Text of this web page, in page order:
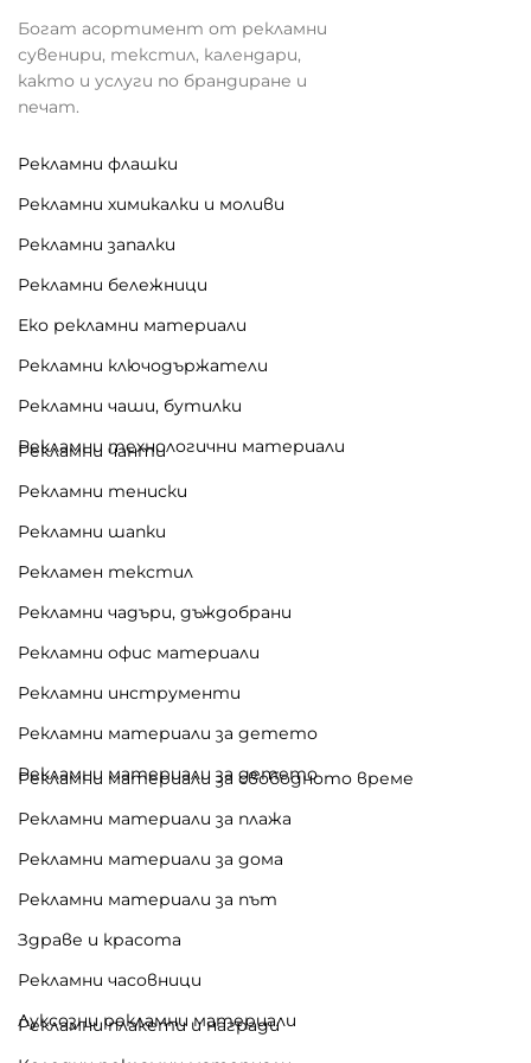
Богат асортимент от рекламни
сувенири, текстил, календари,
както и услуги по брандиране и
печат.
Рекламни флашки
Рекламни химикалки и моливи
Рекламни запалки
Рекламни бележници
Еко рекламни материали
Рекламни ключодържатели
Рекламни чаши, бутилки
Рекламни технологични материали
Рекламни чанти
Рекламни тениски
Рекламни шапки
Рекламен текстил
Рекламни чадъри, дъждобрани
Рекламни офис материали
Рекламни инструменти
Рекламни материали за детето
Рекламни материали за детето
Рекламни материали за свободното време
Рекламни материали за плажа
Рекламни материали за дома
Рекламни материали за път
Здраве и красота
Рекламни часовници
Луксозни рекламни материали
Рекламни плакети и награди